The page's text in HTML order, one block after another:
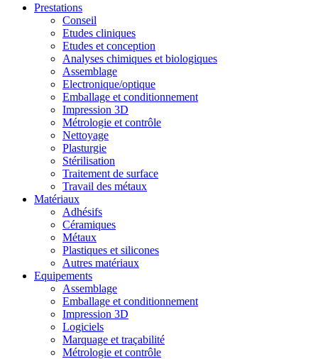
Prestations
Conseil
Etudes cliniques
Etudes et conception
Analyses chimiques et biologiques
Assemblage
Electronique/optique
Emballage et conditionnement
Impression 3D
Métrologie et contrôle
Nettoyage
Plasturgie
Stérilisation
Traitement de surface
Travail des métaux
Matériaux
Adhésifs
Céramiques
Métaux
Plastiques et silicones
Autres matériaux
Equipements
Assemblage
Emballage et conditionnement
Impression 3D
Logiciels
Marquage et traçabilité
Métrologie et contrôle